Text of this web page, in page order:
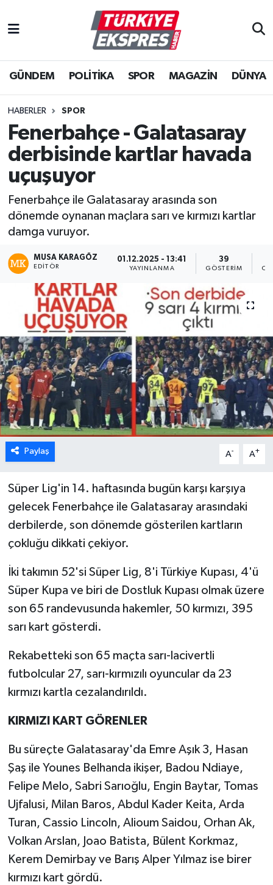
GÜNDEM POLİTİKA SPOR MAGAZİN DÜNYA
HABERLER SPOR
Fenerbahçe - Galatasaray
derbisinde kartlar havada
uçuşuyor
Fenerbahçe ile Galatasaray arasında son
dönemde oynanan maçlara sarı ve kırmızı kartlar
damga vuruyor.
MUSA KARAGÖZ
EDITÖR
01.12.2025 - 13:41
YAYINLANMA
39
GÖSTERIM
Paylaş A- A+
Süper Lig'in 14. haftasında bugün karşı karşıya
gelecek Fenerbahçe ile Galatasaray arasındaki
derbilerde, son dönemde gösterilen kartların
çokluğu dikkati çekiyor.
İki takımın 52'si Süper Lig, 8'i Türkiye Kupası, 4'ü
Süper Kupa ve biri de Dostluk Kupası olmak üzere
son 65 randevusunda hakemler, 50 kırmızı, 395
sarı kart gösterdi.
Rekabetteki son 65 maçta sarı-lacivertli
futbolcular 27, sarı-kırmızılı oyuncular da 23
kırmızı kartla cezalandırıldı.
KIRMIZI KART GÖRENLER
Bu süreçte Galatasaray'da Emre Aşık 3, Hasan
Şaş ile Younes Belhanda ikişer, Badou Ndiaye,
Felipe Melo, Sabri Sarıoğlu, Engin Baytar, Tomas
Ujfalusi, Milan Baros, Abdul Kader Keita, Arda
Turan, Cassio Lincoln, Alioum Saidou, Orhan Ak,
Volkan Arslan, Joao Batista, Bülent Korkmaz,
Kerem Demirbay ve Barış Alper Yılmaz ise birer
kırmızı kart gördü.
İstanbul Nöbetçi Eczaneler
İstanbul Hava Durumu
İstanbul Namaz Vakitleri
İstanbul Trafik Yoğunluk Haritası
Süper Lig Puan Durumu ve Fikstür
Tüm Manşetler
Son Dakika Haberleri
Haber Arşivi